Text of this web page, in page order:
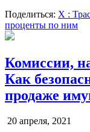
Поделиться: X :
проценты по ним
Комиссии,
Как
продаже
20 апреля, 2021